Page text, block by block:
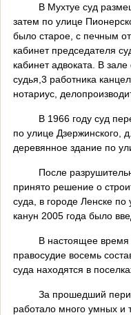
В Мухтуе суд
затем по улице
было старое, с печным
кабинет председателя
кабинет адвоката. В
судья,3 работника
нотариус,
В 1966 году суд
по улице Дзержинского,
деревянное здание по
После
принято решение о
суда, в городе Ленске
канун 2005 года было
В настоящее время
правосудие восемь
суда находятся в
За прошедший
работало много умных и